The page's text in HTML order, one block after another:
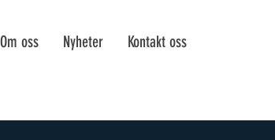
Om oss Nyheter Kontakt oss